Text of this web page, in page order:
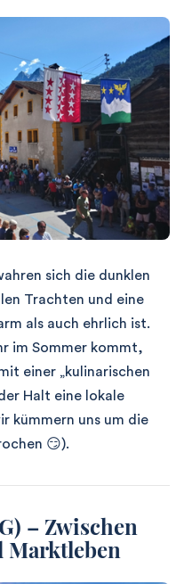
sich die dunklen
Trachten und eine
als auch ehrlich ist.
im Sommer kommt,
einer „kulinarischen
Halt eine lokale
kümmern uns um die
😏).
– Zwischen
Marktleben